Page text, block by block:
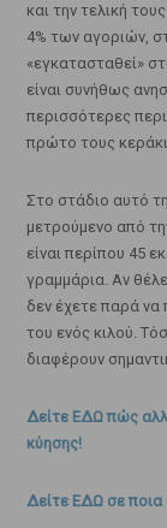
και την τελική
4% των αγοριών,
«εγκατασταθεί»
είναι συνήθως
περισσότερες
πρώτο τους
Στο στάδιο αυτό
μετρούμενο από
είναι περίπου 45
γραμμάρια. Αν
δεν έχετε παρά να
του ενός κιλού.
διαφέρουν
Δείτε ΕΔΩ πώς
κύησης!
Δείτε ΕΔΩ σε ποια